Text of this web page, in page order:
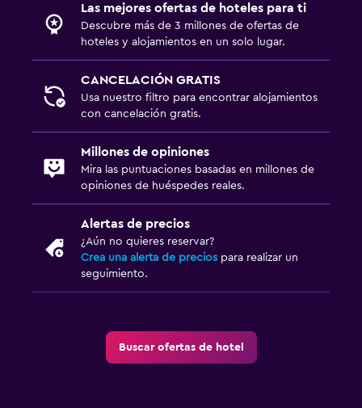
Zona de trabajo
Escritorio
Comedor
Tetera eléctrica
Ideal para familias
Cuna/cama nido disponibles
Las mejores ofertas de hoteles para ti
Descubre más de 3 millones de ofertas de
hoteles y alojamientos en un solo lugar.
CANCELACIÓN GRATIS
Usa nuestro filtro para encontrar alojamientos
con cancelación gratis.
Millones de opiniones
Mira las puntuaciones basadas en millones de
opiniones de huéspedes reales.
Alertas de precios
¿Aún no quieres reservar?
Crea una alerta de precios para realizar un
seguimiento.
Buscar ofertas de hotel